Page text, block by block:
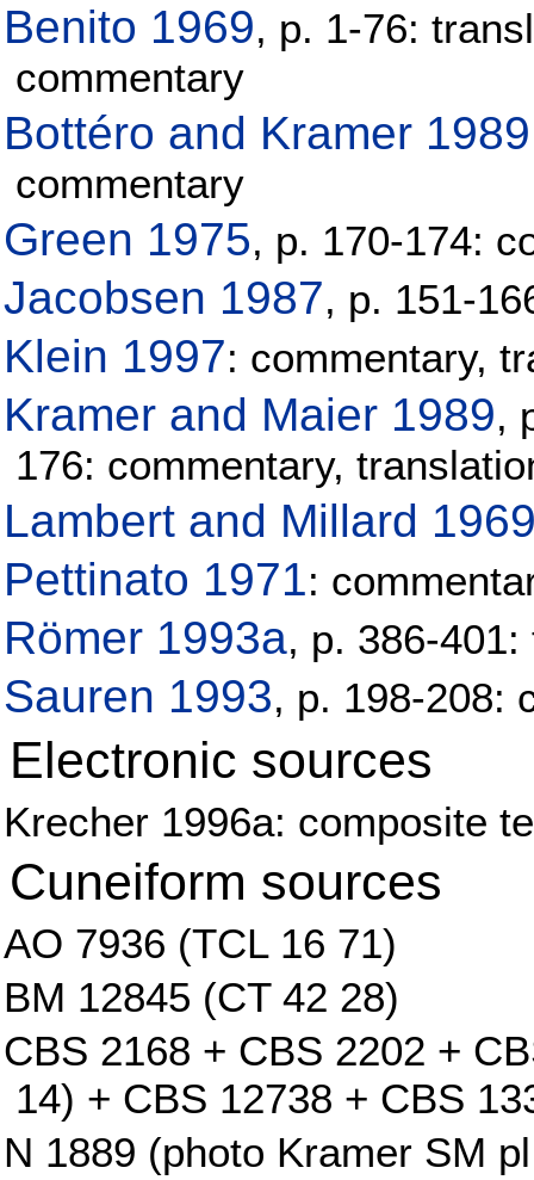
Benito 1969, p. 1-76:
commentary
Bottéro and Kramer 1989
commentary
Green 1975, p. 170-174:
Jacobsen 1987, p. 151-
Klein 1997: commentary,
Kramer and Maier 1989,
176: commentary,
Lambert and Millard
Pettinato 1971:
Römer 1993a, p. 386-
Sauren 1993, p. 198-208:
Electronic sources
Krecher 1996a: composite
Cuneiform sources
AO 7936 (TCL 16 71)
BM 12845 (CT 42 28)
CBS 2168 + CBS 2202 +
14) + CBS 12738 + CBS
N 1889 (photo Kramer SM